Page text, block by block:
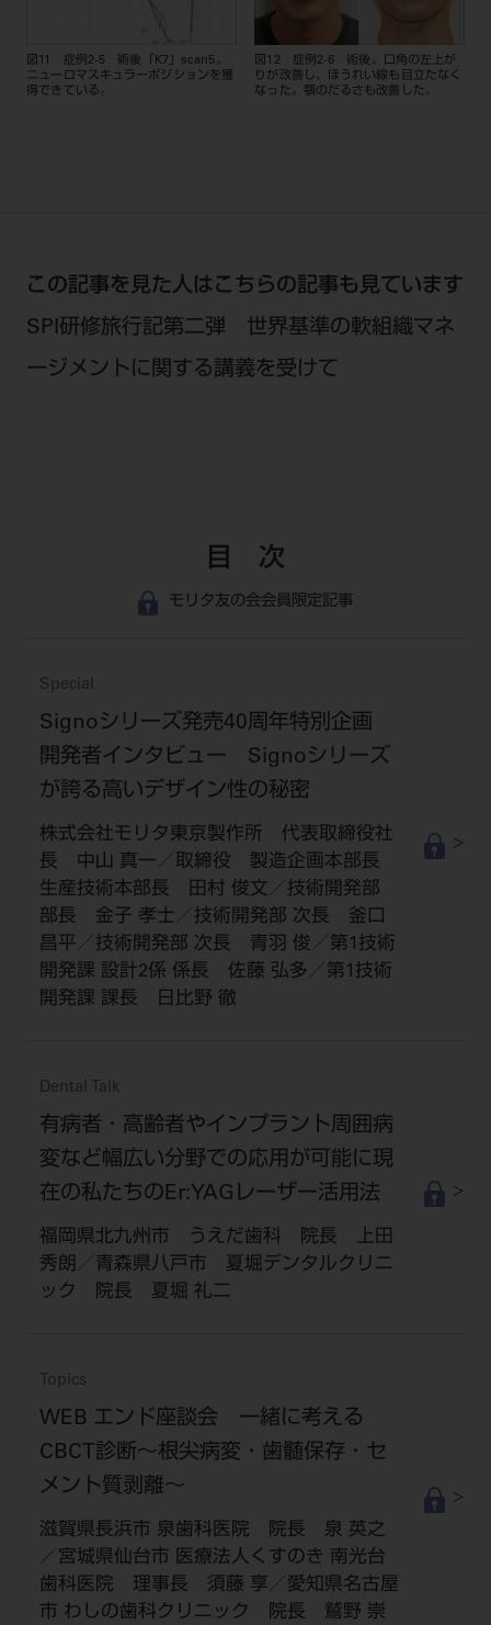
図11 症例2-5 術後「K7」scan5。
ニューロマスキュラーポジションを獲
得できている。
図12 症例2-6 術後。口角の左上が
りが改善し、ほうれい線も目立たなく
なった。顎のだるさも改善した。
この記事を見た人はこちらの記事も見ています
SPI研修旅行記第二弾 世界基準の軟組織マネ
ージメントに関する講義を受けて
目 次
モリタ友の会会員限定記事
Special
Signoシリーズ発売40周年特別企画
開発者インタビュー Signoシリーズ
が誇る高いデザイン性の秘密
株式会社モリタ東京製作所 代表取締役社
長 中山 真一／取締役 製造企画本部長
生産技術本部長 田村 俊文／技術開発部
部長 金子 孝士／技術開発部 次長 釜口
昌平／技術開発部 次長 青羽 俊／第1技術
開発課 設計2係 係長 佐藤 弘多／第1技術
開発課 課長 日比野 徹
Dental Talk
有病者・高齢者やインプラント周囲病
変など幅広い分野での応用が可能に現
在の私たちのEr:YAGレーザー活用法
福岡県北九州市 うえだ歯科 院長 上田
秀朗／青森県八戸市 夏堀デンタルクリニ
ック 院長 夏堀 礼二
Topics
WEB エンド座談会 一緒に考える
CBCT診断～根尖病変・歯髄保存・セ
メント質剥離～
滋賀県長浜市 泉歯科医院 院長 泉 英之
／宮城県仙台市 医療法人くすのき 南光台
歯科医院 理事長 須藤 享／愛知県名古屋
市 わしの歯科クリニック 院長 鷲野 崇